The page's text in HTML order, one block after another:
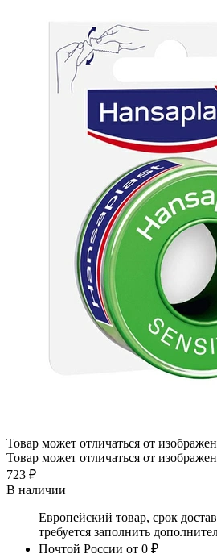
Товар может отличаться от
Товар может отличаться от
723 ₽
В наличии
Европейский товар, срок
требуется заполнить
Почтой России от 0 ₽